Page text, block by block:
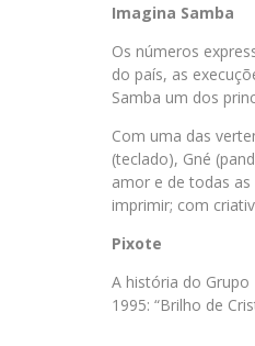
Imagina Samba
Os números
do país, as
Samba um dos
Com uma das
(teclado), Gné
amor e de todas
imprimir; com
Pixote
A história do
1995: “Brilho de